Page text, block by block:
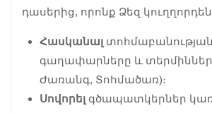
դասերից, որոնք Ձեզ կուղղորդեն
Հասկանալ
գաղափարները և
Ժառանգ, Տոհմածառ)։
Սովորել գծապատկերներ